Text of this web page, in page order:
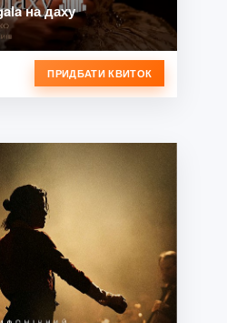
на даху
ПРИДБАТИ КВИТОК